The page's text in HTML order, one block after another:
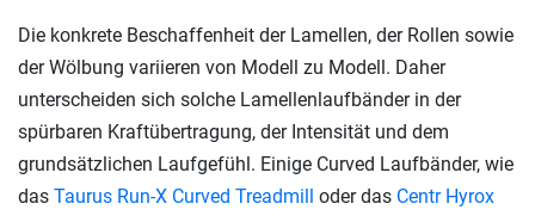
Die konkrete Beschaffenheit der Lamellen, der Rollen sowie
der Wölbung variieren von Modell zu Modell. Daher
unterscheiden sich solche Lamellenlaufbänder in der
spürbaren Kraftübertragung, der Intensität und dem
grundsätzlichen Laufgefühl. Einige Curved Laufbänder, wie
das Taurus Run-X Curved Treadmill oder das Centr Hyrox